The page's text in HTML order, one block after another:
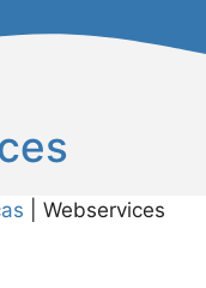
Webservices